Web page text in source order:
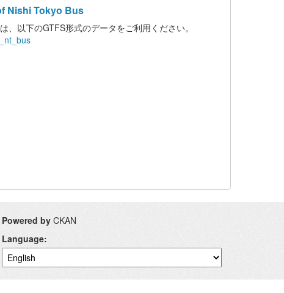
Nishi Tokyo Bus
以下のGTFS形式のデータをご利用ください。
Powered by CKAN
Language